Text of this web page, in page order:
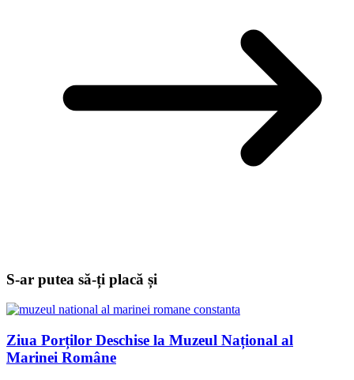
S-ar putea să-ți placă și
Ziua Porților Deschise la Muzeul Național al
Marinei Române